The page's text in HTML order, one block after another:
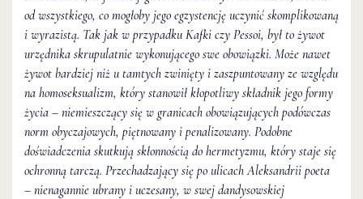
od wszystkiego, co mogłoby jego egzystencję uczynić skomplikowaną
i wyrazistą. Tak jak w przypadku Kafki czy Pessoi, był to żywot
urzędnika skrupulatnie wykonującego swe obowiązki. Może nawet
żywot bardziej niż u tamtych zwinięty i zaszpuntowany ze względu
na homoseksualizm, który stanowił kłopotliwy składnik jego formy
życia – niemieszczący się w granicach obowiązujących podówczas
norm obyczajowych, piętnowany i penalizowany. Podobne
doświadczenia skutkują skłonnością do hermetyzmu, który staje się
ochronną tarczą. Przechadzający się po ulicach Aleksandrii poeta
– nienagannie ubrany i uczesany, w swej dandysowskiej